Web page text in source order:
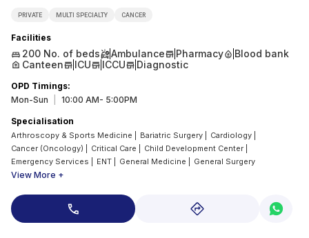
PRIVATE MULTI SPECIALTY CANCER
Facilities
200 No. of beds Ambulance Pharmacy
Blood bank
Canteen
ICU ICCU Diagnostic
OPD Timings:
Mon-Sun
10:00 AM- 5:00PM
Specialisation
Arthroscopy & Sports Medicine Bariatric Surgery Cardiology
Cancer (Oncology)
Critical Care Child Development Center
Emergency Services
ENT General Medicine General Surgery
View More +